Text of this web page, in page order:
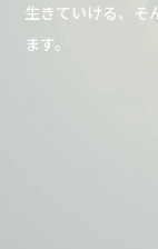
生きていける、 そ
ます。